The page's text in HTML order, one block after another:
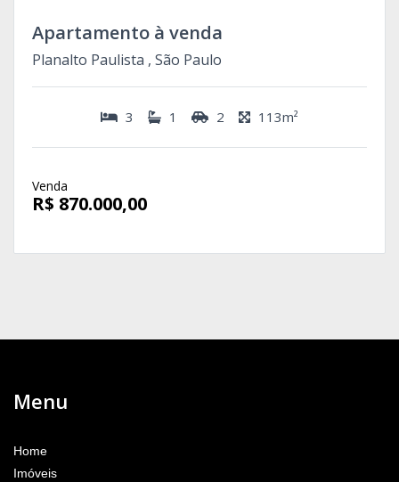
Apartamento à venda
Planalto Paulista , São Paulo
3 1 2 113m²
Venda
R$ 870.000,00
Menu
Home
Imóveis